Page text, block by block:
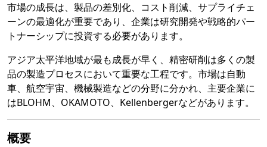
市場の成長は、製品の差別化、コスト削減、サプライチェ
ーンの最適化が重要であり、企業は研究開発や戦略的パー
トナーシップに投資する必要があります。
アジア太平洋地域が最も成長が早く、精密研削は多くの製
品の製造プロセスにおいて重要な工程です。市場は自動
車、航空宇宙、機械製造などの分野に分かれ、主要企業に
はBLOHM、OKAMOTO、Kellenbergerなどがあります。
概要